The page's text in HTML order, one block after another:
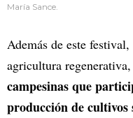
María Sance.
Además de este
agricultura
campesinas que
producción de cultivos